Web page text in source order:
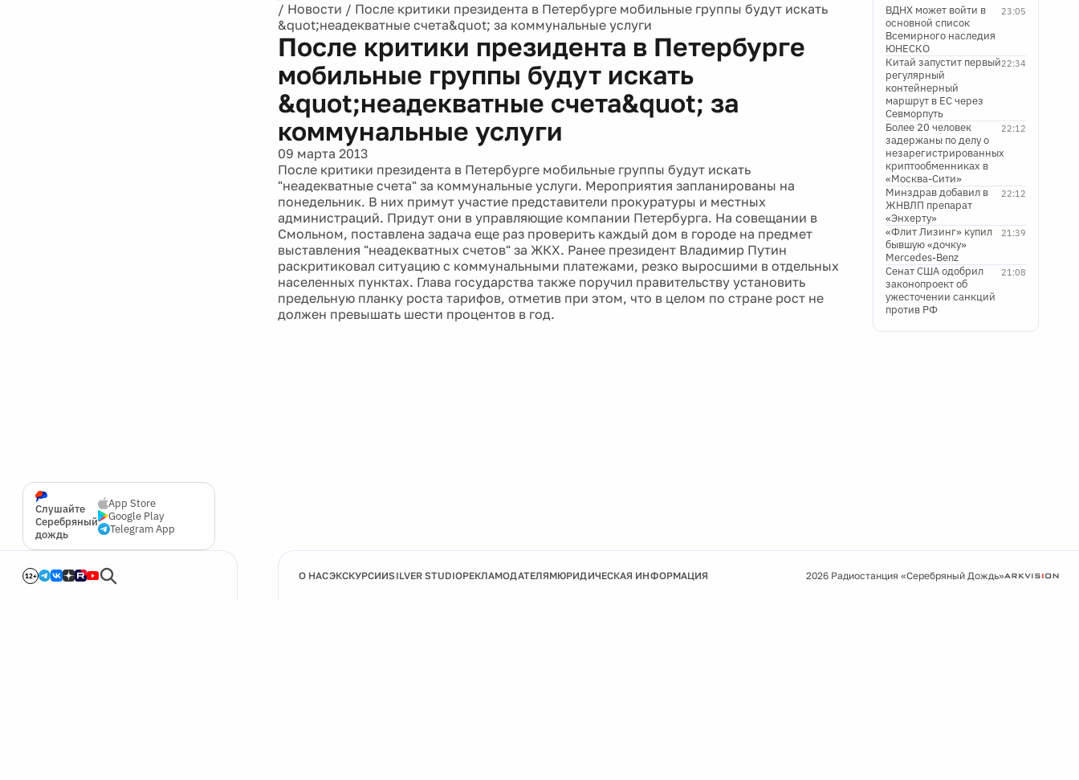
Слушайте
Серебряный
дождь
App Store
Google Play
Telegram App
12+
/ Новости / После критики президента в Петербурге мобильные группы будут искать
&quot;неадекватные счета&quot; за коммунальные услуги
После критики президента в Петербурге
мобильные группы будут искать
&quot;неадекватные счета&quot; за
коммунальные услуги
09 марта 2013
После критики президента в Петербурге мобильные группы будут искать
"неадекватные счета" за коммунальные услуги. Мероприятия запланированы на
понедельник. В них примут участие представители прокуратуры и местных
администраций. Придут они в управляющие компании Петербурга. На совещании в
Смольном, поставлена задача еще раз проверить каждый дом в городе на предмет
выставления "неадекватных счетов" за ЖКХ. Ранее президент Владимир Путин
раскритиковал ситуацию с коммунальными платежами, резко выросшими в отдельных
населенных пунктах. Глава государства также поручил правительству установить
предельную планку роста тарифов, отметив при этом, что в целом по стране рост не
должен превышать шести процентов в год.
23:05
ВДНХ может войти в
основной список
Всемирного наследия
ЮНЕСКО
22:34
Китай запустит первый
регулярный
контейнерный
маршрут в ЕС через
Севморпуть
22:12
Более 20 человек
задержаны по делу о
незарегистрированных
криптообменниках в
«Москва-Сити»
22:12
Минздрав добавил в
ЖНВЛП препарат
«Энхерту»
21:39
«Флит Лизинг» купил
бывшую «дочку»
Mercedes-Benz
21:08
Сенат США одобрил
законопроект об
ужесточении санкций
против РФ
О НАСЭКСКУРСИИSILVER STUDIOРЕКЛАМОДАТЕЛЯМЮРИДИЧЕСКАЯ ИНФОРМАЦИЯ 2026 Радиостанция «Серебряный Дождь»